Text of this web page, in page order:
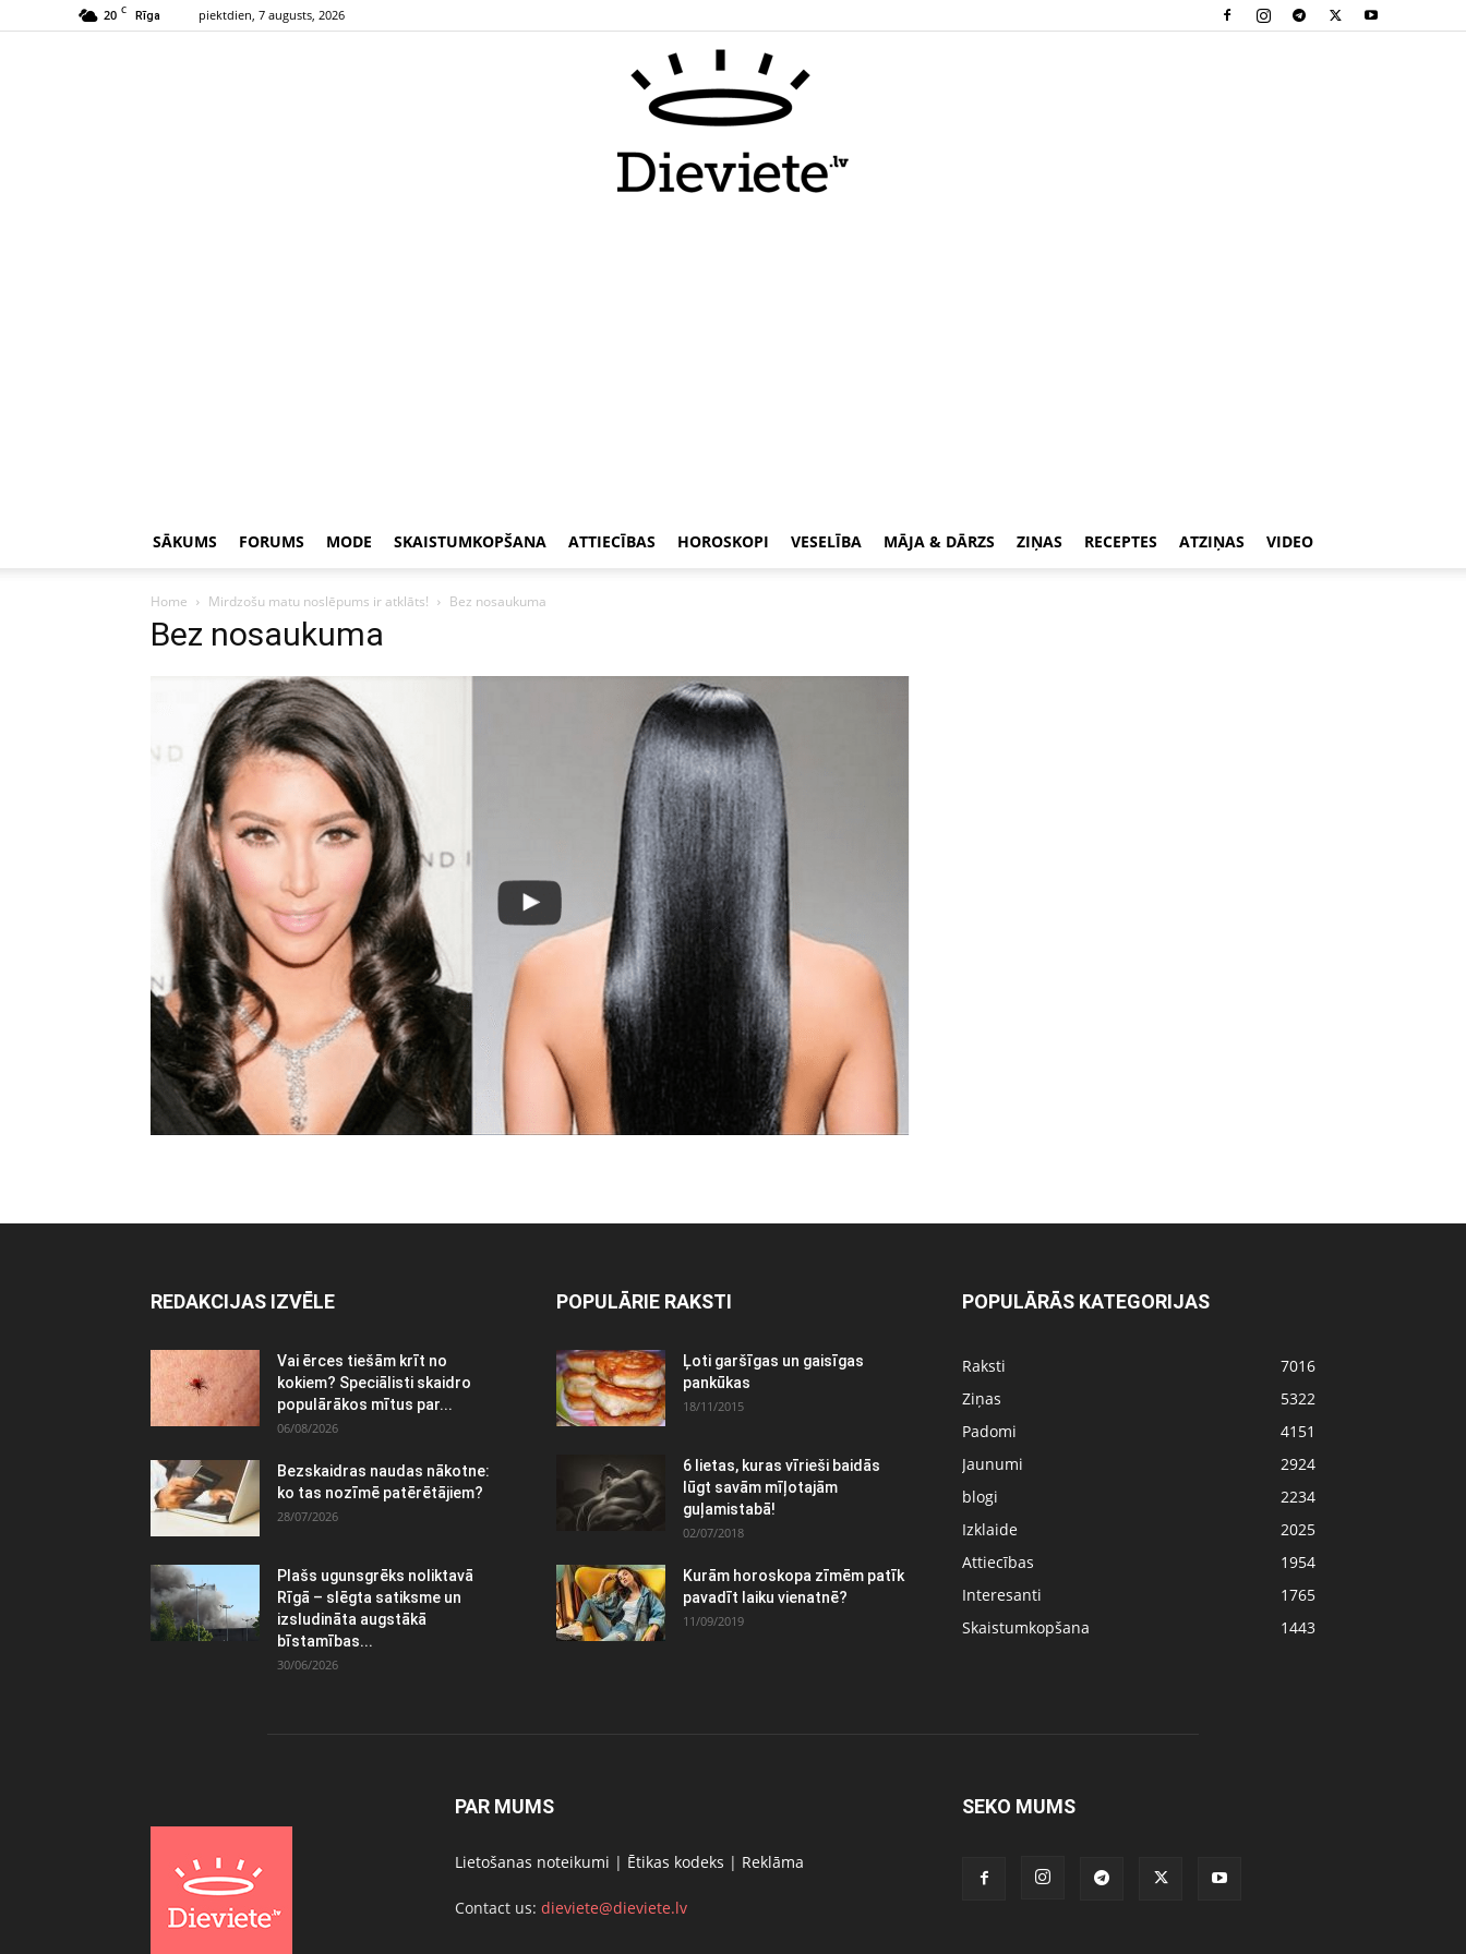
20 C Rīga piektdien, 7 augusts, 2026
SĀKUMS FORUMS MODE SKAISTUMKOPŠANA ATTIECĪBAS HOROSKOPI VESELĪBA MĀJA & DĀRZS ZIŅAS RECEPTES ATZIŅAS VIDEO
Home Mirdzošu matu noslēpums ir atklāts! Bez nosaukuma
Bez nosaukuma
REDAKCIJAS IZVĒLE
Vai ērces tiešām krīt no
kokiem? Speciālisti skaidro
populārākos mītus par...
06/08/2026
Bezskaidras naudas nākotne:
ko tas nozīmē patērētājiem?
28/07/2026
Plašs ugunsgrēks noliktavā
Rīgā – slēgta satiksme un
izsludināta augstākā
bīstamības...
30/06/2026
POPULĀRIE RAKSTI
Ļoti garšīgas un gaisīgas
pankūkas
18/11/2015
6 lietas, kuras vīrieši baidās
lūgt savām mīļotajām
guļamistabā!
02/07/2018
Kurām horoskopa zīmēm patīk
pavadīt laiku vienatnē?
11/09/2019
POPULĀRĀS KATEGORIJAS
Raksti
7016
Ziņas
5322
Padomi
4151
Jaunumi
2924
blogi
2234
Izklaide
2025
Attiecības
1954
Interesanti
1765
Skaistumkopšana
1443
PAR MUMS
Lietošanas noteikumi | Ētikas kodeks | Reklāma
Contact us: dieviete@dieviete.lv
SEKO MUMS